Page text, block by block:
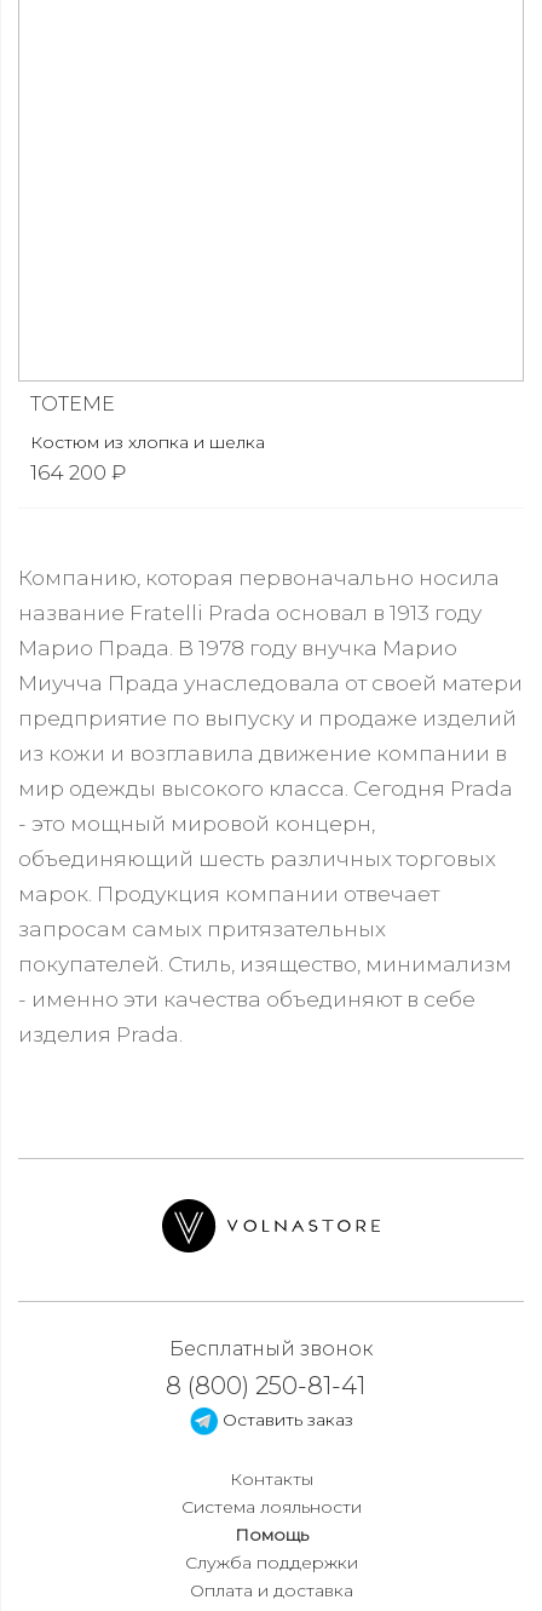
TOTEME
Костюм из хлопка и шелка
164 200 ₽
Компанию, которая первоначально носила
название Fratelli Prada основал в 1913 году
Марио Прада. В 1978 году внучка Марио
Миучча Прада унаследовала от своей матери
предприятие по выпуску и продаже изделий
из кожи и возглавила движение компании в
мир одежды высокого класса. Сегодня Prada
- это мощный мировой концерн,
объединяющий шесть различных торговых
марок. Продукция компании отвечает
запросам самых притязательных
покупателей. Стиль, изящество, минимализм
- именно эти качества объединяют в себе
изделия Prada.
Бесплатный звонок
8 (800) 250-81-41
Оставить заказ
Контакты
Система лояльности
Помощь
Служба поддержки
Оплата и доставка